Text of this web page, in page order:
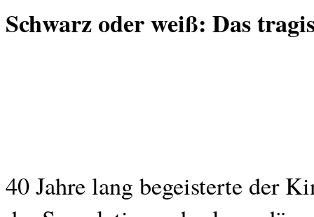
Schwarz oder weiß: Das
40 Jahre lang begeisterte der